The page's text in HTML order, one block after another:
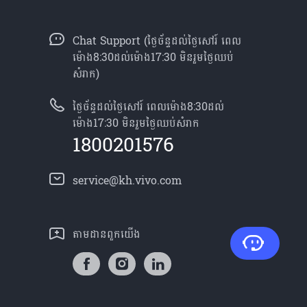
Chat Support (ថ្ងៃច័ន្ទដល់ថ្ងៃសៅរ៍ ពេល
ម៉ោង8:30ដល់ម៉ោង17:30 មិនរួមថ្ងៃឈប់
សំរាក)
ថ្ងៃច័ន្ទដល់ថ្ងៃសៅរ៍ ពេលម៉ោង8:30ដល់
ម៉ោង17:30 មិនរួមថ្ងៃឈប់សំរាក
1800201576
service@kh.vivo.com
តាម​ដានពួក​យើង